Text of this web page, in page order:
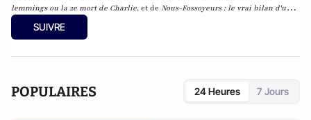
lemmings ou la 2e mort de Charlie, et de Nous-Fossoyeurs : le vrai bilan d'un
fatal quinquennat
SUIVRE
POPULAIRES 24 Heures 7 Jours